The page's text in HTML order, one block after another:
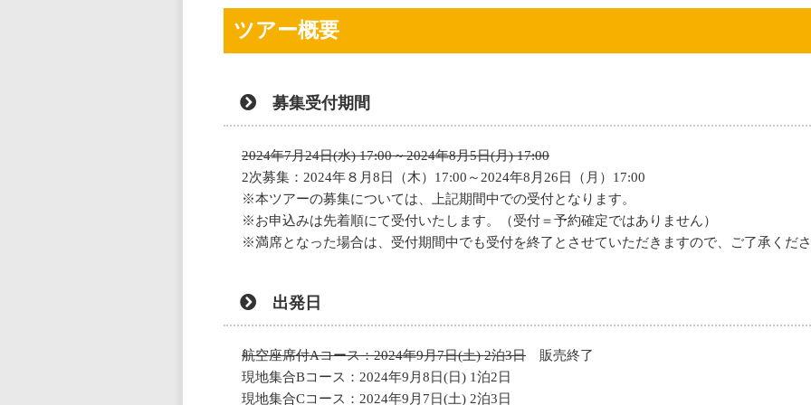
ツアー概要
募集受付期間
2024年7月24日(水) 17:00 ~ 2024年8月5日(月) 17:00
2次募集：2024年８月8日（木）17:00～2024年8月26日（月）17:00
本ツアーの募集については、上記期間中での受付となります。
お申込みは先着順にて受付いたします。（受付＝予約確定ではありません）
満席となった場合は、受付期間中でも受付を終了とさせていただきますので、ご了承くだ
出発日
航空座席付Aコース：2024年9月7日(土) 2泊3日 販売終了
現地集合Bコース：2024年9月8日(日) 1泊2日
現地集合Cコース：2024年9月7日(土) 2泊3日